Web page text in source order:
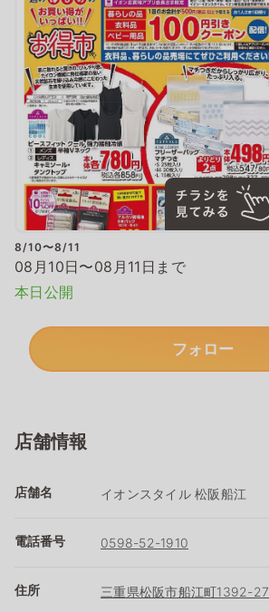
8/10〜8/11
08月10日〜08月11日まで
本日公開
フォロー
店舗情報
店舗名 イオンスタイル 松阪船江
電話番号 0598-52-1910
住所 三重県松阪市船江町1392-27